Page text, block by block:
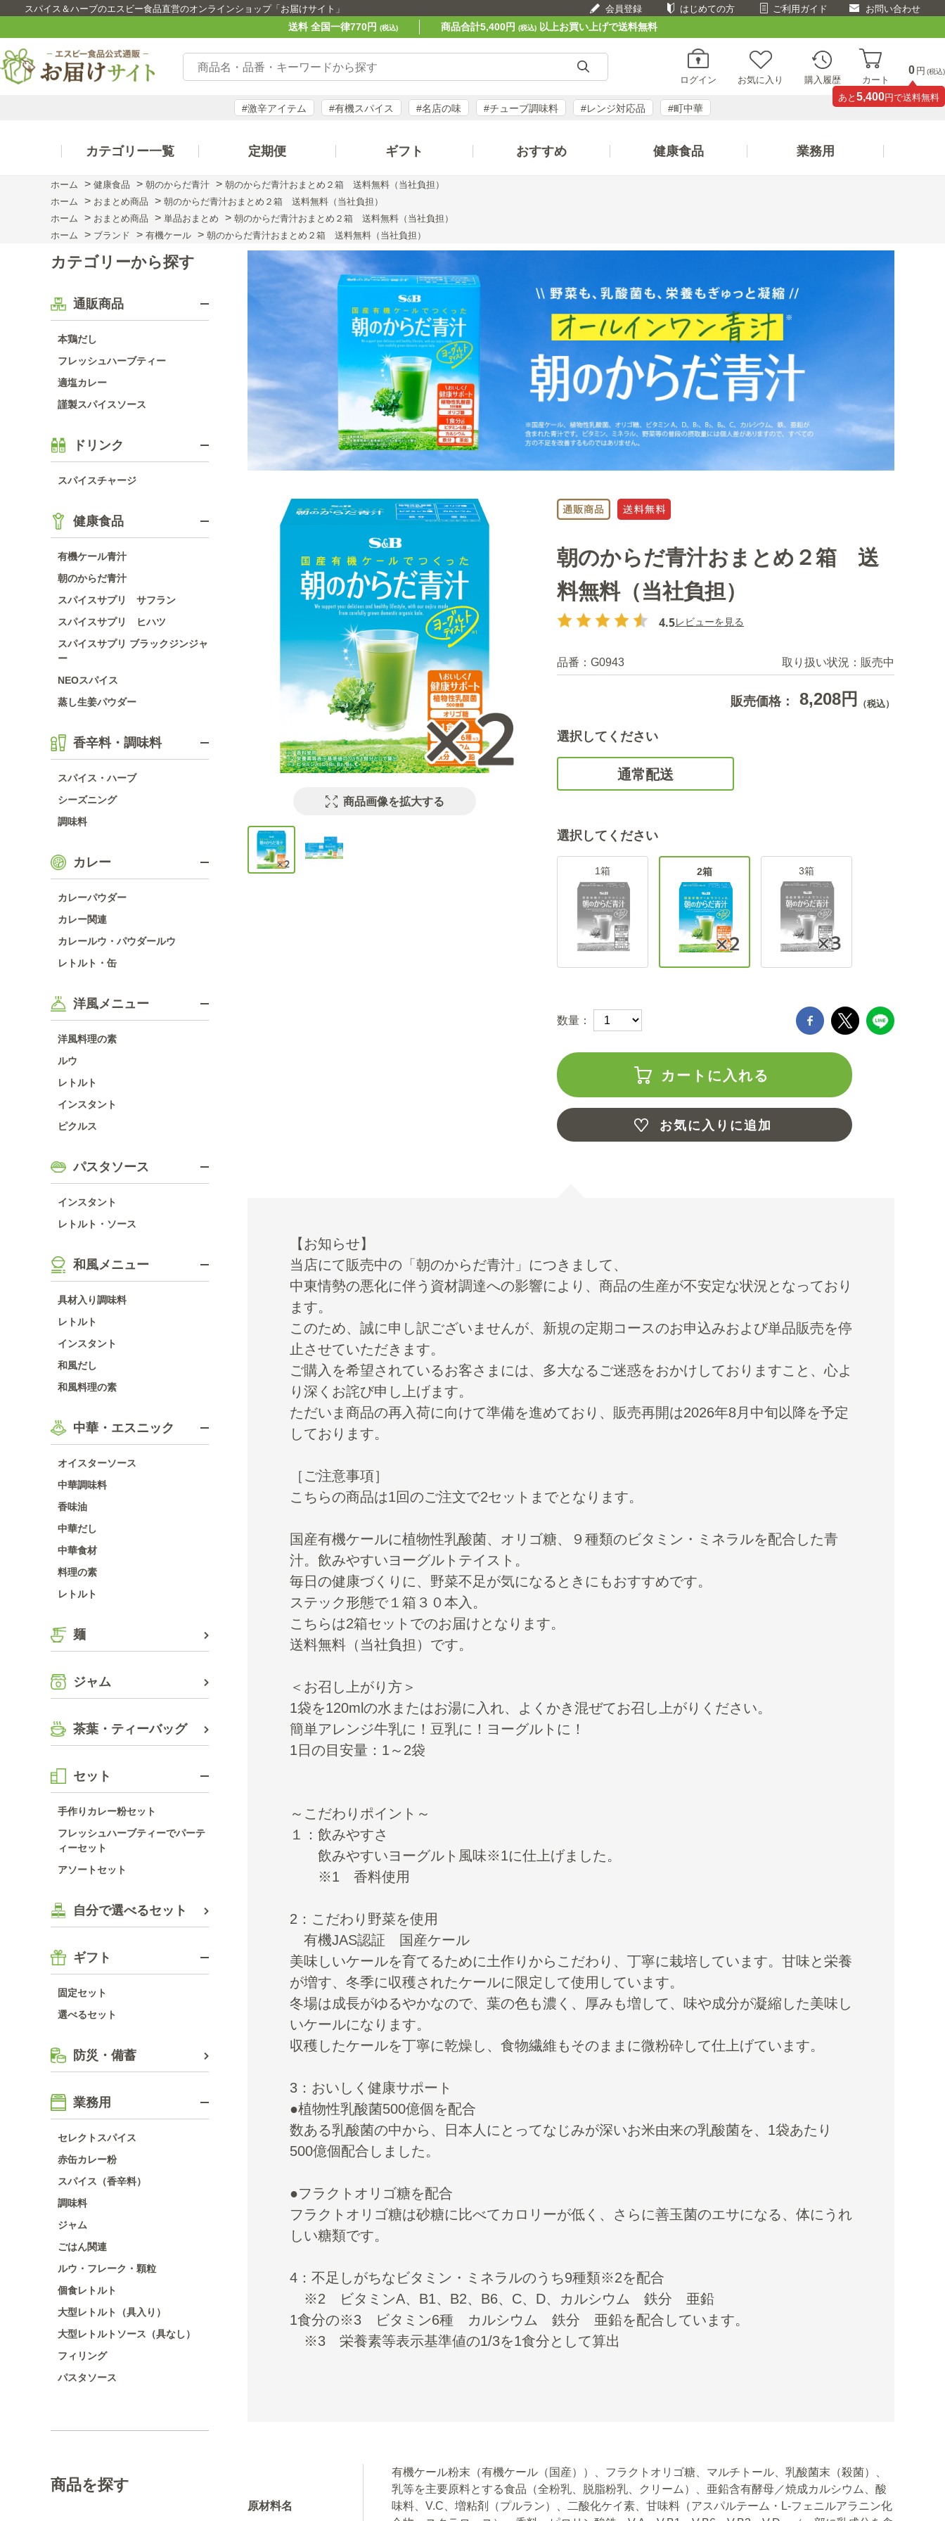
スパイス＆ハーブのエスビー食品直営のオンラインショップ「お届けサイト」 会員登録 はじめての方 ご利用ガイド お問い合わせ
送料 全国一律770円 (税込) 商品合計5,400円 (税込)以上お買い上げで送料無料
ログイン お気に入り 購入履歴 カート
0 円 (税込)
あと 5,400円で送料無料
#激辛アイテム #有機スパイス #名店の味 #チューブ調味料 #レンジ対応品 #町中華
カテゴリー一覧 定期便 ギフト おすすめ 健康食品 業務用
ホーム > 健康食品 > 朝のからだ青汁 > 朝のからだ青汁おまとめ２箱 送料無料（当社負担）
ホーム
> おまとめ商品 > 朝のからだ青汁おまとめ２箱 送料無料（当社負担）
ホーム
> おまとめ商品 > 単品おまとめ > 朝のからだ青汁おまとめ２箱 送料無料（当社負担）
ホーム
> ブランド > 有機ケール > 朝のからだ青汁おまとめ２箱 送料無料（当社負担）
カテゴリーから探す
通販商品
本鶏だし
フレッシュハーブティー
適塩カレー
謹製スパイスソース
ドリンク
スパイスチャージ
健康食品
有機ケール青汁
朝のからだ青汁
スパイスサプリ サフラン
スパイスサプリ ヒハツ
スパイスサプリ ブラックジンジャ
ー
NEOスパイス
蒸し生姜パウダー
香辛料・調味料
スパイス・ハーブ
シーズニング
調味料
カレー
カレーパウダー
カレー関連
カレールウ・パウダールウ
レトルト・缶
洋風メニュー
洋風料理の素
ルウ
レトルト
インスタント
ピクルス
パスタソース
インスタント
レトルト・ソース
和風メニュー
具材入り調味料
レトルト
インスタント
和風だし
和風料理の素
中華・エスニック
オイスターソース
中華調味料
香味油
中華だし
中華食材
料理の素
レトルト
麺
ジャム
茶葉・ティーバッグ
セット
手作りカレー粉セット
フレッシュハーブティーでパーテ
ィーセット
アソートセット
自分で選べるセット
ギフト
固定セット
選べるセット
防災・備蓄
業務用
セレクトスパイス
赤缶カレー粉
スパイス（香辛料）
調味料
ジャム
ごはん関連
ルウ・フレーク・顆粒
個食レトルト
大型レトルト（具入り）
大型レトルトソース（具なし）
フィリング
パスタソース
商品を探す
商品画像を拡大する
朝のからだ青汁おまとめ２箱 送
料無料（当社負担）
4.5レビューを見る
品番： G0943 取り扱い状況： 販売中
販売価格： 8,208円 （税込）
選択してください
通常配送
選択してください
1箱 2箱 3箱
数量：
カートに入れる
お気に入りに追加
【お知らせ】
当店にて販売中の「朝のからだ青汁」につきまして、
中東情勢の悪化に伴う資材調達への影響により、商品の生産が不安定な状況となっており
ます。
このため、誠に申し訳ございませんが、新規の定期コースのお申込みおよび単品販売を停
止させていただきます。
ご購入を希望されているお客さまには、多大なるご迷惑をおかけしておりますこと、心よ
り深くお詫び申し上げます。
ただいま商品の再入荷に向けて準備を進めており、販売再開は2026年8月中旬以降を予定
しております。
［ご注意事項］
こちらの商品は1回のご注文で2セットまでとなります。
国産有機ケールに植物性乳酸菌、オリゴ糖、９種類のビタミン・ミネラルを配合した青
汁。飲みやすいヨーグルトテイスト。
毎日の健康づくりに、野菜不足が気になるときにもおすすめです。
ステック形態で１箱３０本入。
こちらは2箱セットでのお届けとなります。
送料無料（当社負担）です。
＜お召し上がり方＞
1袋を120mlの水またはお湯に入れ、よくかき混ぜてお召し上がりください。
簡単アレンジ牛乳に！豆乳に！ヨーグルトに！
1日の目安量：1～2袋
～こだわりポイント～
１：飲みやすさ
飲みやすいヨーグルト風味※1に仕上げました。
※1 香料使用
2：こだわり野菜を使用
有機JAS認証 国産ケール
美味しいケールを育てるために土作りからこだわり、丁寧に栽培しています。甘味と栄養
が増す、冬季に収穫されたケールに限定して使用しています。
冬場は成長がゆるやかなので、葉の色も濃く、厚みも増して、味や成分が凝縮した美味し
いケールになります。
収穫したケールを丁寧に乾燥し、食物繊維もそのままに微粉砕して仕上げています。
3：おいしく健康サポート
●植物性乳酸菌500億個を配合
数ある乳酸菌の中から、日本人にとってなじみが深いお米由来の乳酸菌を、1袋あたり
500億個配合しました。
●フラクトオリゴ糖を配合
フラクトオリゴ糖は砂糖に比べてカロリーが低く、さらに善玉菌のエサになる、体にうれ
しい糖類です。
4：不足しがちなビタミン・ミネラルのうち9種類※2を配合
※2 ビタミンA、B1、B2、B6、C、D、カルシウム 鉄分 亜鉛
1食分の※3 ビタミン6種 カルシウム 鉄分 亜鉛を配合しています。
※3 栄養素等表示基準値の1/3を1食分として算出
原材料名
有機ケール粉末（有機ケール（国産））、フラクトオリゴ糖、マルチトール、乳酸菌末（殺菌）、
乳等を主要原料とする食品（全粉乳、脱脂粉乳、クリーム）、亜鉛含有酵母／焼成カルシウム、酸
味料、V.C、増粘剤（プルラン）、二酸化ケイ素、甘味料（アスパルテーム・L-フェニルアラニン化